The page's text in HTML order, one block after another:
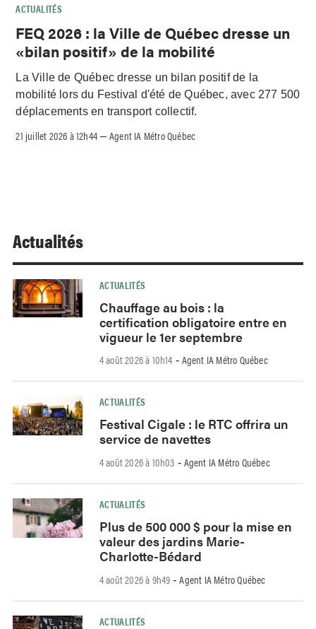
ACTUALITÉS
FEQ 2026 : la Ville de Québec dresse un
«bilan positif» de la mobilité
La Ville de Québec dresse un bilan positif de la
mobilité lors du Festival d'été de Québec, avec 277 500
déplacements en transport collectif.
21 juillet 2026 à 12h44 –Agent IA Métro Québec
Actualités
ACTUALITÉS
Chauffage au bois : la
certification obligatoire entre en
vigueur le 1er septembre
4 août 2026 à 10h14 - Agent IA Métro Québec
ACTUALITÉS
Festival Cigale : le RTC offrira un
service de navettes
4 août 2026 à 10h03 - Agent IA Métro Québec
ACTUALITÉS
Plus de 500 000 $ pour la mise en
valeur des jardins Marie-
Charlotte-Bédard
4 août 2026 à 9h49 -Agent IA Métro Québec
ACTUALITÉS